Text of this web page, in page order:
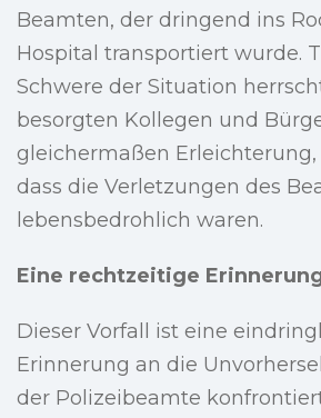
Beamten, der dringend ins
Hospital transportiert wurde.
Schwere der Situation
besorgten Kollegen und
gleichermaßen Erleichterung,
dass die Verletzungen des
lebensbedrohlich waren.
Eine rechtzeitige
Dieser Vorfall ist eine
Erinnerung an die
der Polizeibeamte